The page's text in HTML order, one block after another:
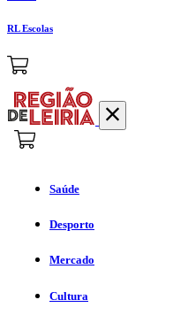
RL Escolas
Saúde
Desporto
Mercado
Cultura